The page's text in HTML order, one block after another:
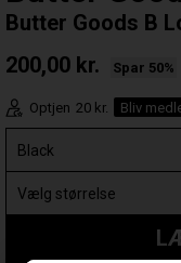
Butter Goods B
200,00 kr. Spar 50%
Optjen 20 kr. Bliv